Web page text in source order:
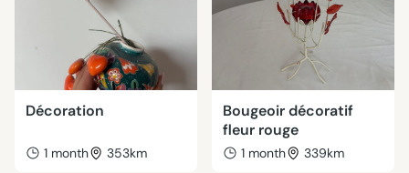
Décoration
1 month 353km
Bougeoir décoratif
fleur rouge
1 month 339km